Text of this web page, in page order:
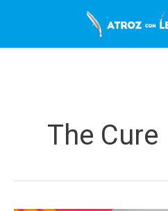
contenido
The Cure